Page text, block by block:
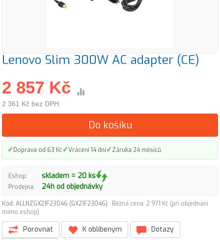
Lenovo Slim 300W AC adapter (CE)
2 857 Kč
2 361 Kč bez DPH
Do košíku
✓Doprava od 63 Kč✓Vrácení 14 dní✓Záruka 24 měsíců
Eshop: skladem = 20 ks
Prodejna: 24h od objednávky
Kód: ALLNZGX21F23046 (GX21F23046)
Běžná cena: 2 971 Kč (při objednání
mimo eshop)
Porovnat K oblíbeným
Dotazy